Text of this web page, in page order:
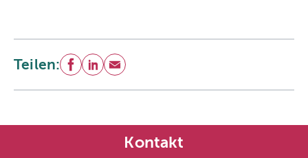
Teilen: Facebook
LinkedIn
E-Mail
Kontakt